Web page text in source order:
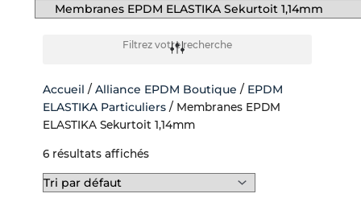
Filtrez votre recherche
Accueil / Alliance EPDM Boutique / EPDM
ELASTIKA Particuliers/ Membranes EPDM
ELASTIKA Sekurtoit 1,14mm
6 résultats affichés